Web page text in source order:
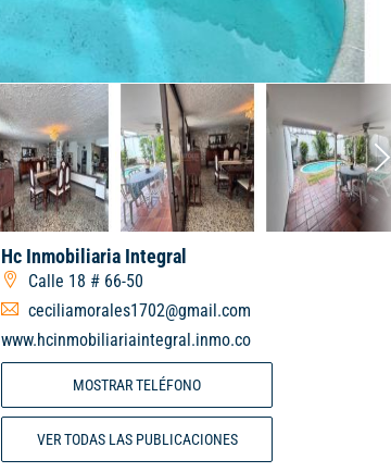
Hc Inmobiliaria Integral
Calle 18 # 66-50
ceciliamorales1702@gmail.com
www.hcinmobiliariaintegral.inmo.co
MOSTRAR TELÉFONO
VER TODAS LAS PUBLICACIONES